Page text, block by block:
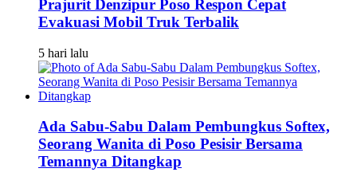
Prajurit Denzipur Poso Respon Cepat
Evakuasi Mobil Truk Terbalik
5 hari lalu
Ada Sabu-Sabu Dalam Pembungkus Softex,
Seorang Wanita di Poso Pesisir Bersama
Temannya Ditangkap